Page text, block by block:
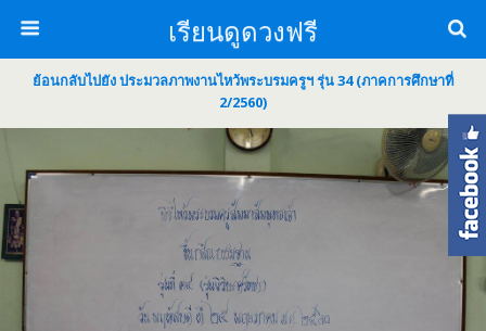
เรียนดูดวงฟรี
ย้อนกลับไปยัง ประมวลภาพงานไหว้พระบรมครูฯ รุ่น 34 (ภาคการศึกษาที่
2/2560)